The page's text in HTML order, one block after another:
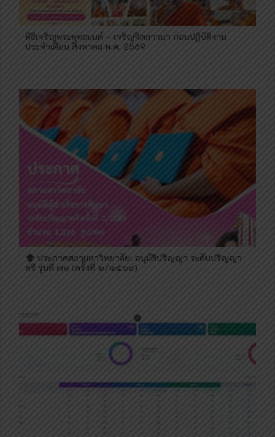
พิธีเจริญพระพุทธมนต์ – เจริญจิตภาวนา ก่อนปฏิบัติงาน
ประจำเดือน สิงหาคม พ.ศ. 2569
ประกาศสภามหาวิทยาลัย: อนุมัติปริญญา ระดับปริญญา
ตรี รุ่นที่ ๗๑ (ครั้งที่ ๒/๒๕๖๙)